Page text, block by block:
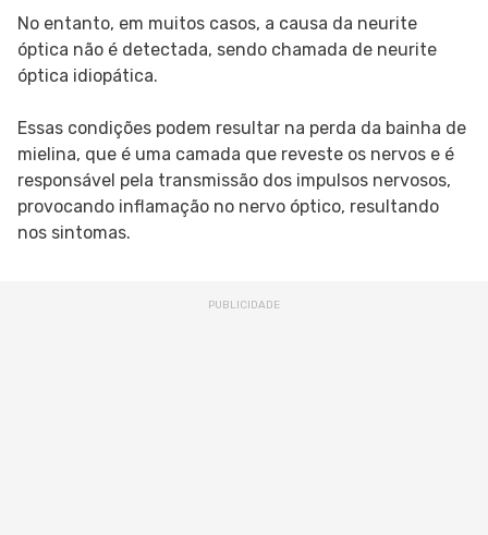
No entanto, em muitos casos, a causa da neurite
óptica não é detectada, sendo chamada de neurite
óptica idiopática.
Essas condições podem resultar na perda da bainha de
mielina, que é uma camada que reveste os nervos e é
responsável pela transmissão dos impulsos nervosos,
provocando inflamação no nervo óptico, resultando
nos sintomas.